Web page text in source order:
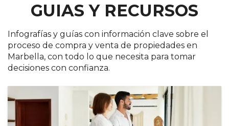
GUIAS Y RECURSOS
Infografías y guías con información clave sobre el
proceso de compra y venta de propiedades en
Marbella, con todo lo que necesita para tomar
decisiones con confianza.